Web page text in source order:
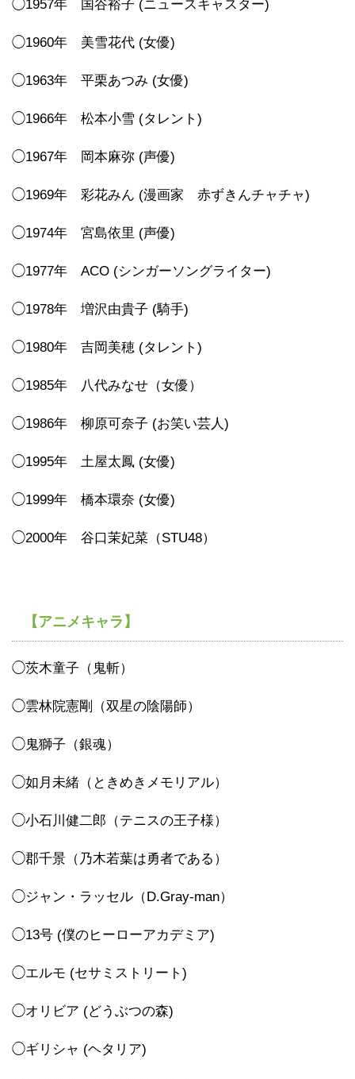
◯1957年 国谷裕子 (ニュースキャスター)
◯1960年 美雪花代 (女優)
◯1963年 平栗あつみ (女優)
◯1966年 松本小雪 (タレント)
◯1967年 岡本麻弥 (声優)
◯1969年 彩花みん (漫画家 赤ずきんチャチャ)
◯1974年 宮島依里 (声優)
◯1977年 ACO (シンガーソングライター)
◯1978年 増沢由貴子 (騎手)
◯1980年 吉岡美穂 (タレント)
◯1985年 八代みなせ（女優）
◯1986年 柳原可奈子 (お笑い芸人)
◯1995年 土屋太鳳 (女優)
◯1999年 橋本環奈 (女優)
◯2000年 谷口茉妃菜（STU48）
【アニメキャラ】
◯茨木童子（鬼斬）
◯雲林院憲剛（双星の陰陽師）
◯鬼獅子（銀魂）
◯如月未緒（ときめきメモリアル）
◯小石川健二郎（テニスの王子様）
◯郡千景（乃木若葉は勇者である）
◯ジャン・ラッセル（D.Gray-man）
◯13号 (僕のヒーローアカデミア)
◯エルモ (セサミストリート)
◯オリビア (どうぶつの森)
◯ギリシャ (ヘタリア)